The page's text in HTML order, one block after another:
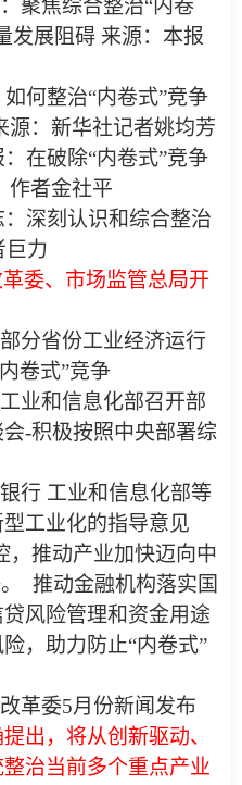
聚焦综合整治“内卷
发展阻碍 来源：本报
如何整治“内卷式”竞争
源：新华社记者姚均芳
在破除“内卷式”竞争
作者金社平
深刻认识和综合整治
巨力
委、市场监管总局开
部分省份工业经济运行
卷式”竞争
工业和信息化部召开部
-积极按照中央部署综
行 工业和信息化部等
工业化的指导意见
，推动产业加快迈向中
推动金融机构落实国
风险管理和资金用途
，助力防止“内卷式”
革委5月份新闻发布
出，将从创新驱动、
治当前多个重点产业